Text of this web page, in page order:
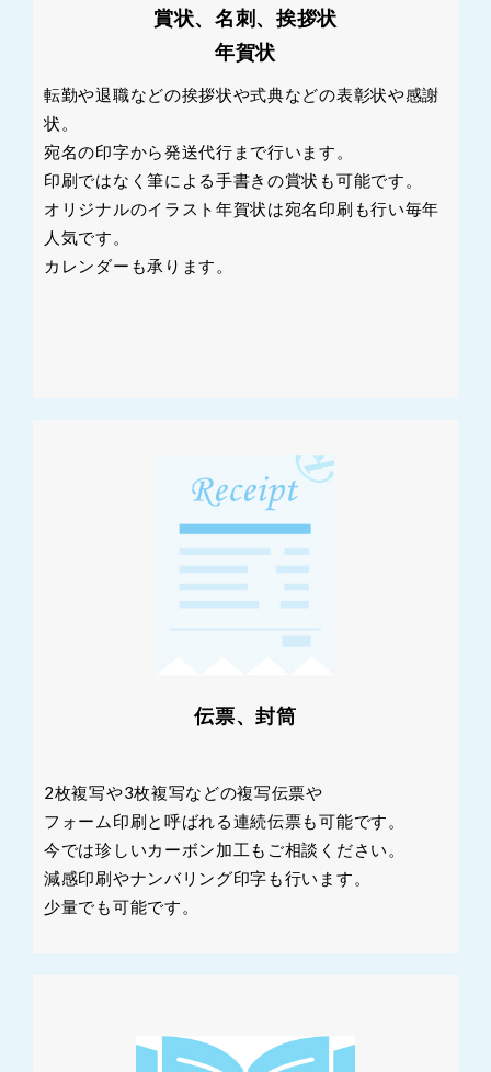
賞状、名刺、挨拶状
年賀状
転勤や退職などの挨拶状や式典などの表彰状や感謝
状。
宛名の印字から発送代行まで行います。
印刷ではなく筆による手書きの賞状も可能です。
オリジナルのイラスト年賀状は宛名印刷も行い毎年
人気です。
カレンダーも承ります。
伝票、封筒
2枚複写や3枚複写などの複写伝票や
フォーム印刷と呼ばれる連続伝票も可能です。
今では珍しいカーボン加工もご相談ください。
減感印刷やナンバリング印字も行います。
少量でも可能です。